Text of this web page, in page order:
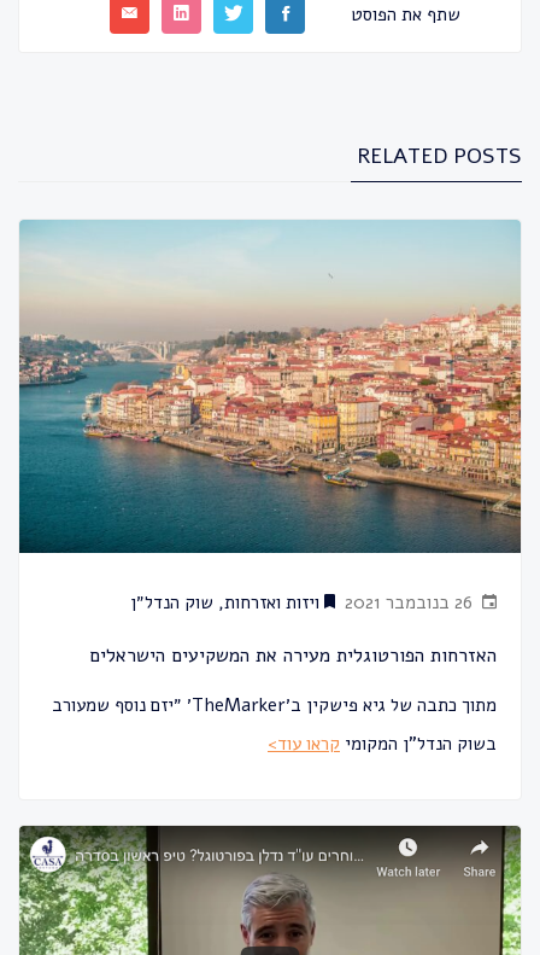
שתף את הפוסט
RELATED POSTS
ויזות ואזרחות, שוק הנדל״ן
האזרחות הפורטוגלית מעירה את המשקיעים הישראלים
מתוך כתבה של גיא פישקין ב׳TheMarker‎‎׳ ״יזם נוסף שמעורב
בשוק הנדל"ן המקומי קראו עוד>